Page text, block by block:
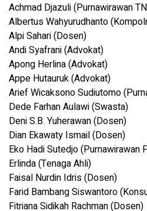
Achmad Djazuli (Purnawirawan
Albertus Wahyurudhanto
Alpi Sahari (Dosen)
Andi Syafrani (Advokat)
Apong Herlina (Advokat)
Appe Hutauruk (Advokat)
Arief Wicaksono Sudiutomo
Dede Farhan Aulawi (Swasta)
Deni S.B. Yuherawan (Dosen)
Dian Ekawaty Ismail (Dosen)
Eko Hadi Sutedjo (Purnawirawan
Erlinda (Tenaga Ahli)
Faisal Nurdin Idris (Dosen)
Farid Bambang Siswantoro
Fitriana Sidikah Rachman (Dosen)